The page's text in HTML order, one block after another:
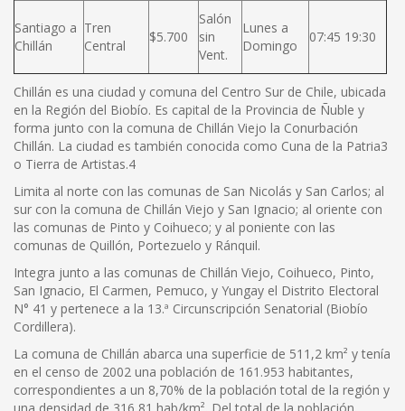
Santiago a
Chillán
Tren
Central
$5.700
Salón
sin
Vent.
Lunes a
Domingo
07:45 19:30
Chillán es una ciudad y comuna del Centro Sur de Chile, ubicada
en la Región del Biobío. Es capital de la Provincia de Ñuble y
forma junto con la comuna de Chillán Viejo la Conurbación
Chillán. La ciudad es también conocida como Cuna de la Patria3
o Tierra de Artistas.4
Limita al norte con las comunas de San Nicolás y San Carlos; al
sur con la comuna de Chillán Viejo y San Ignacio; al oriente con
las comunas de Pinto y Coihueco; y al poniente con las
comunas de Quillón, Portezuelo y Ránquil.
Integra junto a las comunas de Chillán Viejo, Coihueco, Pinto,
San Ignacio, El Carmen, Pemuco, y Yungay el Distrito Electoral
N° 41 y pertenece a la 13.ª Circunscripción Senatorial (Biobío
Cordillera).
La comuna de Chillán abarca una superficie de 511,2 km² y tenía
en el censo de 2002 una población de 161.953 habitantes,
correspondientes a un 8,70% de la población total de la región y